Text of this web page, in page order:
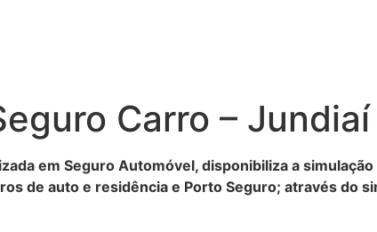
Carro – Jundiaí
em Seguro Automóvel, disponibiliza a
de auto e residência e Porto Seguro; através do